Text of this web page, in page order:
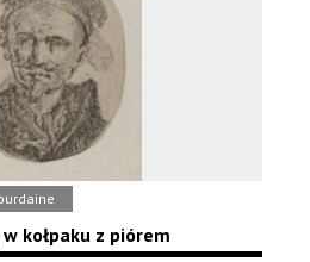
kołpaku z piórem